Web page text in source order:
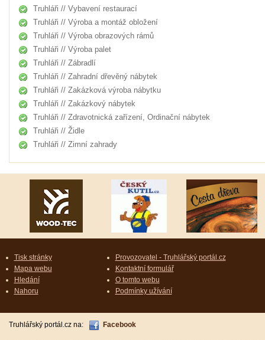
Truhláři // Vybavení restaurací
Truhláři // Výroba a montáž obložení
Truhláři // Výroba obrazových rámů
Truhláři // Výroba palet
Truhláři // Zábradlí
Truhláři // Zahradní dřevěný nábytek
Truhláři // Zakázková výroba nábytku
Truhláři // Zakázkový nábytek
Truhláři // Zdravotnická zařízení, Ordinační nábytek
Truhláři // Židle
Truhláři // Zimní zahrady
Tisk stránky
Mapa webu
Hledání
Nahoru
Provozovatel - Truhlářský portál.cz
Kontaktní formulář
O tomto webu
Podmínky užívání
Truhlářský portál.cz na: Facebook